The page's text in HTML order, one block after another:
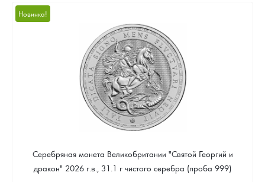
Цена выкупа
Звоните
Новинка!
Серебряная монета Великобритании "Святой Георгий и
дракон" 2026 г.в., 31.1 г чистого серебра (проба 999)